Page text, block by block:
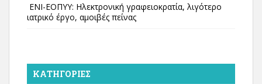
ΕΝΙ-ΕΟΠΥΥ: Ηλεκτρονική γραφειοκρατία, λιγότερο
ιατρικό έργο, αμοιβές πείνας
KΑΤΗΓΟΡΊΕΣ